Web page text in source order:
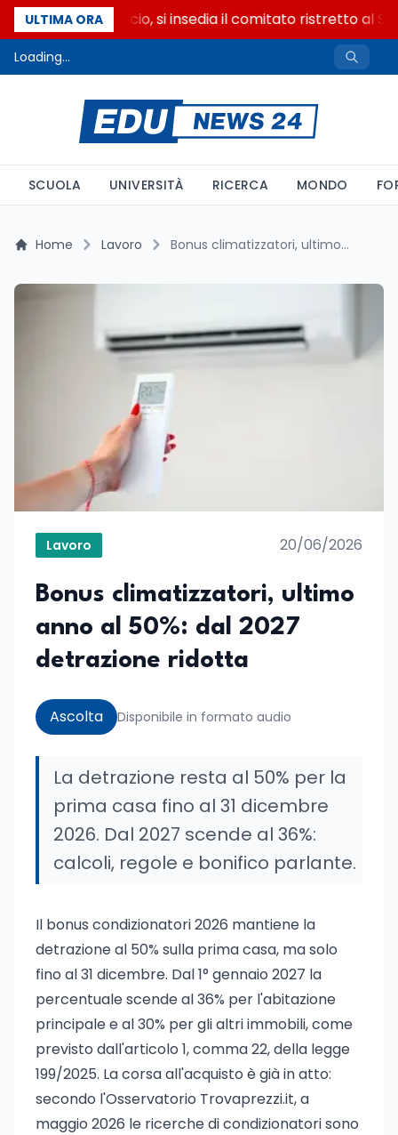
ULTIMA ORA
Riforma del calcio, si insedia il comitato ristretto al
Loading...
SCUOLA UNIVERSITÀ RICERCA MONDO
Home Lavoro Bonus climatizzatori, ultimo anno al 50%: dal 2027 detrazione ridotta
Lavoro 20/06/2026
Bonus climatizzatori, ultimo
anno al 50%: dal 2027
detrazione ridotta
Ascolta Disponibile in formato audio
La detrazione resta al 50% per la
prima casa fino al 31 dicembre
2026. Dal 2027 scende al 36%:
calcoli, regole e bonifico parlante.
Il bonus condizionatori 2026 mantiene la
detrazione al 50% sulla prima casa, ma solo
fino al 31 dicembre. Dal 1° gennaio 2027 la
percentuale scende al 36% per l'abitazione
principale e al 30% per gli altri immobili, come
previsto dall'articolo 1, comma 22, della legge
199/2025. La corsa all'acquisto è già in atto:
secondo l'Osservatorio Trovaprezzi.it, a
maggio 2026 le ricerche di condizionatori sono